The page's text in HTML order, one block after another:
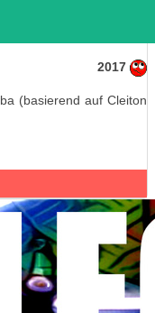
2017
(basierend auf Cleiton